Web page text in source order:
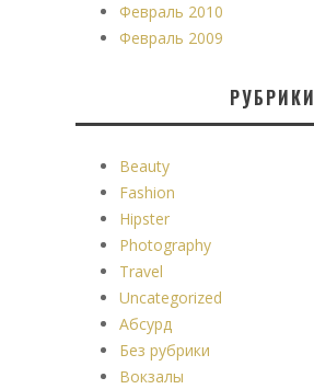
Февраль 2010
Февраль 2009
РУБРИКИ
Beauty
Fashion
Hipster
Photography
Travel
Uncategorized
Абсурд
Без рубрики
Вокзалы